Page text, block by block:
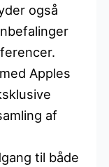
også
Apples
af
til både